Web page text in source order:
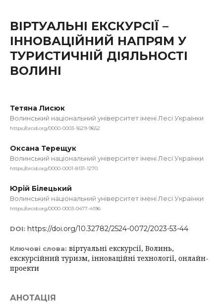
ВІРТУАЛЬНІ ЕКСКУРСІЇ –
ІННОВАЦІЙНИЙ НАПРЯМ У
ТУРИСТИЧНІЙ ДІЯЛЬНОСТІ
ВОЛИНІ
Тетяна Лисюк
Волинський національний університет імені Лесі Українки
https://orcid.org/0000-0003-1629-9652
Оксана Терещук
Волинський національний університет імені Лесі Українки
https://orcid.org/0000-0001-8131-1270
Юрій Білецький
Волинський національний університет імені Лесі Українки
https://orcid.org/0000-0003-0477-4196
DOI: https://doi.org/10.32782/2524-0072/2023-53-44
Ключові слова: віртуальні екскурсії, Волинь,
екскурсійний туризм, інноваційні технології, онлайн-
проекти
АНОТАЦІЯ